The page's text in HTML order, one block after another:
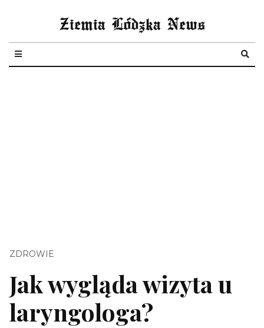
Ziemia Lódzka News
ZDROWIE
Jak wygląda wizyta u
laryngologa?